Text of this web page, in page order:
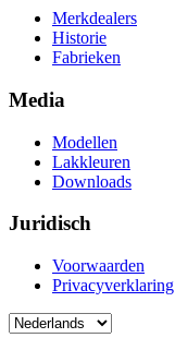
Merkdealers
Historie
Fabrieken
Media
Modellen
Lakkleuren
Downloads
Juridisch
Voorwaarden
Privacyverklaring